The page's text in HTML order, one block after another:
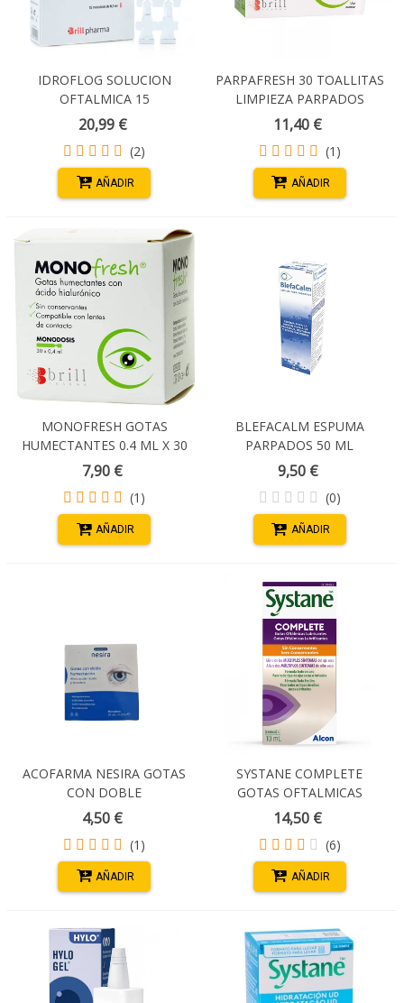
IDROFLOG SOLUCION
OFTALMICA 15
MONODOSIS 0,5 ML
20,99 €
(2)
AÑADIR
PARPAFRESH 30 TOALLITAS
LIMPIEZA PARPADOS
11,40 €
(1)
AÑADIR
MONOFRESH GOTAS
HUMECTANTES 0.4 ML X 30
MONODOSIS
7,90 €
(1)
AÑADIR
BLEFACALM ESPUMA
PARPADOS 50 ML
9,50 €
(0)
AÑADIR
ACOFARMA NESIRA GOTAS
CON DOBLE
HUMECTACION AH 20
MONODOSIS 0,35 ML
4,50 €
(1)
AÑADIR
SYSTANE COMPLETE
GOTAS OFTALMICAS
LUBRICANTES 10 ML
14,50 €
(6)
AÑADIR